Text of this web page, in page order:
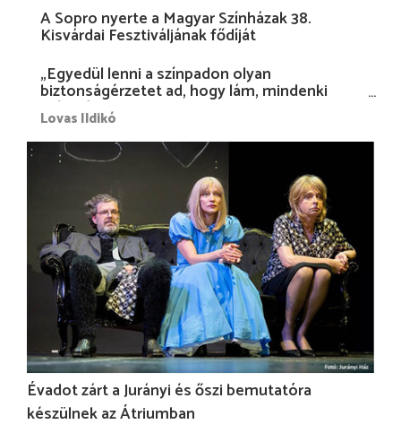
A Sopro nyerte a Magyar Színházak 38.
Kisvárdai Fesztiváljának fődíját
„Egyedül lenni a színpadon olyan
biztonságérzetet ad, hogy lám, mindenki
más nélkül is megvagyok magammal…”
Lovas Ildikó
Évadot zárt a Jurányi és őszi bemutatóra
készülnek az Átriumban